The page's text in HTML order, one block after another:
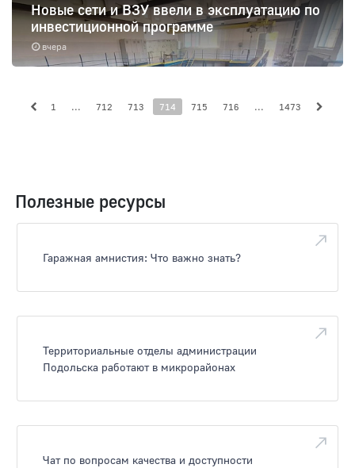
вчера
Новые сети и ВЗУ ввели в эксплуатацию по
инвестиционной программе
1 ... 712 713 714 715 716 ... 1473
Полезные ресурсы
Гаражная амнистия: Что важно знать?
Территориальные отделы администрации
Подольска работают в микрорайонах
Чат по вопросам качества и доступности